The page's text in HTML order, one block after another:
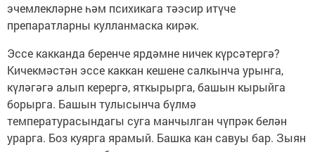
эчемлекләрне һәм психикага тәэсир итүче
препаратларны кулланмаска кирәк.
Эссе какканда беренче ярдәмне ничек күрсәтергә?
Кичекмәстән эссе каккан кешене салкынча урынга,
күләгәгә алып керергә, яткырырга, башын кырыйга
борырга. Башын тулысынча бүлмә
температурасындагы суга манчылган чүпрәк белән
урарга. Боз куярга ярамый. Башка кан савуы бар. Зыян